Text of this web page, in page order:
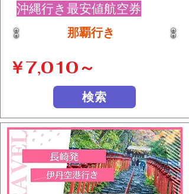
沖縄行き最安値航空券
那覇行き
￥7,010～
検索